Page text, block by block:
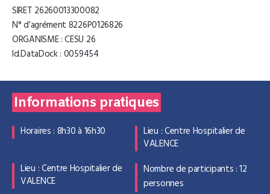
SIRET 26260013300082
N° d’agrément 8226P0126826
ORGANISME : CESU 26
Id.DataDock : 0059454
Informations pratiques
Horaires : 8h30 à 16h30
Lieu : Centre Hospitalier de
VALENCE
Lieu : Centre Hospitalier de
VALENCE
Nombre de participants : 12
personnes